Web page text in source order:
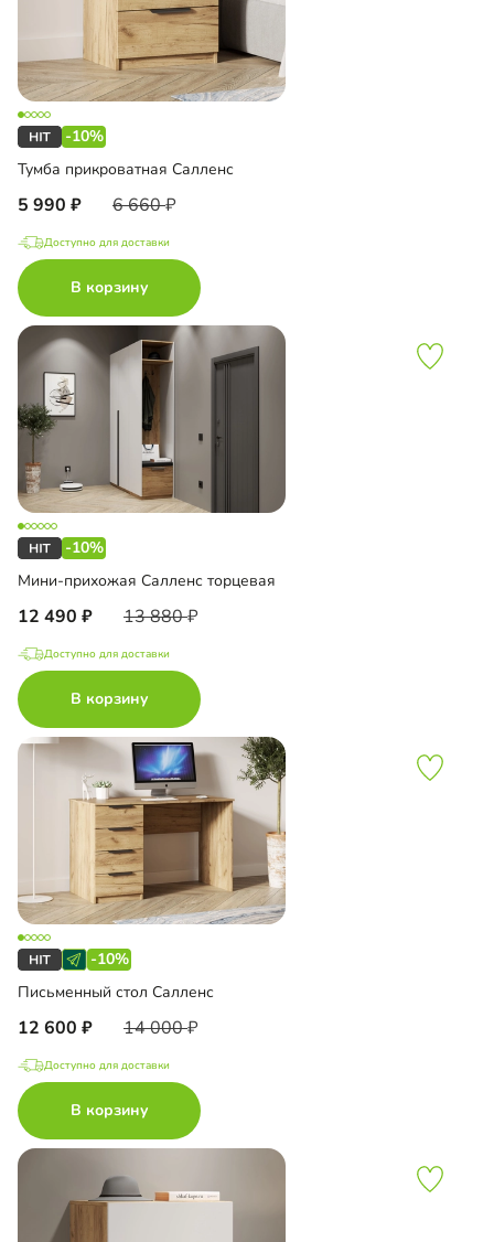
-10%
Тумба прикроватная Салленс
5 990 6 660
Доступно для доставки
В корзину
-10%
Мини-прихожая Салленс торцевая
12 490 13 880
Доступно для доставки
В корзину
-10%
Письменный стол Салленс
12 600 14 000
Доступно для доставки
В корзину